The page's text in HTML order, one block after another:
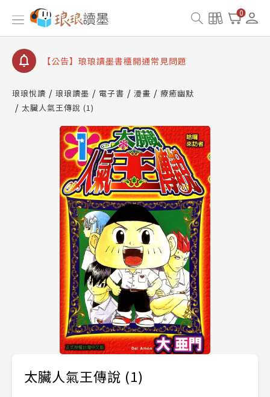
0
【公告】琅琅書店服務升級重要說明及資產合併結果
查詢
【公告】琅琅讀墨數位閱讀資產合併與書櫃開通申請
【公告】琅琅讀墨書櫃開通常見問題
請圖文教學
【公告】琅琅書店服務升級重要說明及資產合併結果
查詢
【公告】琅琅讀墨數位閱讀資產合併與書櫃開通申請
琅琅悅讀 琅琅讀墨 電子書 漫畫
療癒幽默
太臟人氣王傳說 (1)
太臟人氣王傳說 (1)